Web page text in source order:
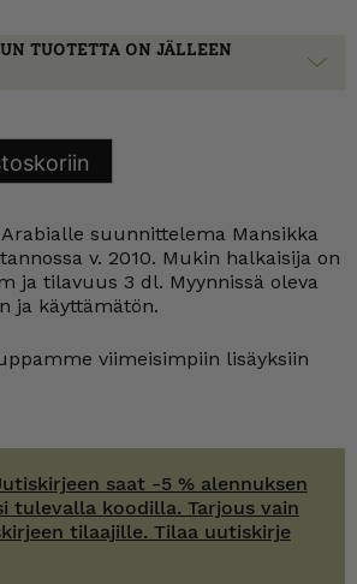
TUOTETTA ON JÄLLEEN
suunnittelema Mansikka
v. 2010. Mukin halkaisija on
ja tilavuus 3 dl. Myynnissä oleva
ja käyttämätön.
viimeisimpiin lisäyksiin
saat -5 % alennuksen
tulevalla koodilla. Tarjous vain
tilaajille. Tilaa uutiskirje